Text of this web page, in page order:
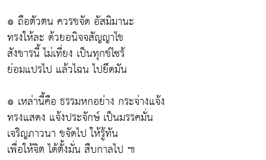
๏ ถือตัวตน ควรขจัด อัสมิมานะ
ทรงให้ละ ด้วยอนิจจสัญญาไข
สังขารนี้ ไม่เที่ยง เป็นทุกข์ไซร้
ย่อมแปรไป แล้วไฉน ไปยึดมัน
๏ เหล่านี้คือ ธรรมหกอย่าง กระจ่างแจ้ง
ทรงแสดง แจ้งประจักษ์ เป็นมรรคมั่น
เจริญภาวนา ขจัดไป ให้รู้ทัน
เพื่อให้จิต ได้ตั้งมั่น สืบกาลไป ๚